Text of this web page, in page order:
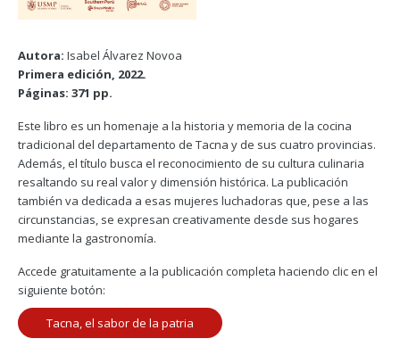
Autora: Isabel Álvarez Novoa
Primera edición, 2022.
Páginas: 371 pp.
Este libro es un homenaje a la historia y memoria de la cocina
tradicional del departamento de Tacna y de sus cuatro provincias.
Además, el título busca el reconocimiento de su cultura culinaria
resaltando su real valor y dimensión histórica. La publicación
también va dedicada a esas mujeres luchadoras que, pese a las
circunstancias, se expresan creativamente desde sus hogares
mediante la gastronomía.
Accede gratuitamente a la publicación completa haciendo clic en el
siguiente botón:
Tacna, el sabor de la patria